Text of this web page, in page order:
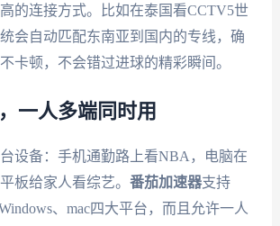
的连接方式。比如在泰国看CCTV5世
会自动匹配东南亚到国内的专线，确
卡顿，不会错过进球的精彩瞬间。
一人多端同时用
设备：手机通勤路上看NBA，电脑在
板给家人看综艺。 番茄加速器支持
、mac四大平台，而且允许一人